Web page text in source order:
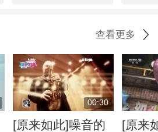
查看更多
00:30
[原来如此]噪音的
[原来